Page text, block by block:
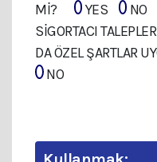
Mİ?
YES
NO
SİGORTACI
DA ÖZEL ŞARTLAR
NO